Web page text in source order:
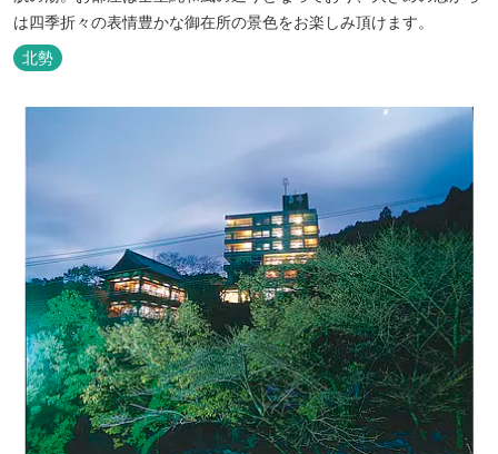
は四季折々の表情豊かな御在所の景色をお楽しみ頂けます。
北勢